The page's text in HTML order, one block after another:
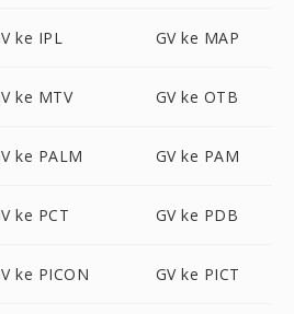
ke IPL GV ke MAP
ke MTV GV ke OTB
ke PALM GV ke PAM
ke PCT GV ke PDB
ke PICON GV ke PICT